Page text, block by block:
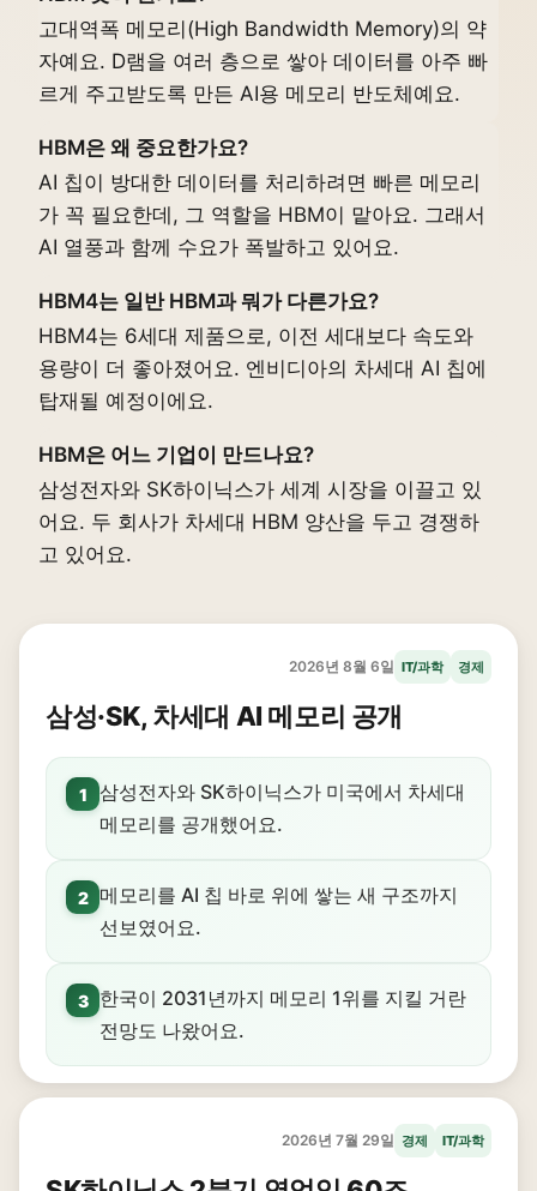
고대역폭 메모리(High Bandwidth Memory)의 약
자예요. D램을 여러 층으로 쌓아 데이터를 아주 빠
르게 주고받도록 만든 AI용 메모리 반도체예요.
HBM은 왜 중요한가요?
AI 칩이 방대한 데이터를 처리하려면 빠른 메모리
가 꼭 필요한데, 그 역할을 HBM이 맡아요. 그래서
AI 열풍과 함께 수요가 폭발하고 있어요.
HBM4는 일반 HBM과 뭐가 다른가요?
HBM4는 6세대 제품으로, 이전 세대보다 속도와
용량이 더 좋아졌어요. 엔비디아의 차세대 AI 칩에
탑재될 예정이에요.
HBM은 어느 기업이 만드나요?
삼성전자와 SK하이닉스가 세계 시장을 이끌고 있
어요. 두 회사가 차세대 HBM 양산을 두고 경쟁하
고 있어요.
2026년 8월 6일 IT/과학 경제
삼성·SK, 차세대 AI 메모리 공개
1
삼성전자와 SK하이닉스가 미국에서 차세대
메모리를 공개했어요.
2
메모리를 AI 칩 바로 위에 쌓는 새 구조까지
선보였어요.
3
한국이 2031년까지 메모리 1위를 지킬 거란
전망도 나왔어요.
2026년 7월 29일 경제 IT/과학